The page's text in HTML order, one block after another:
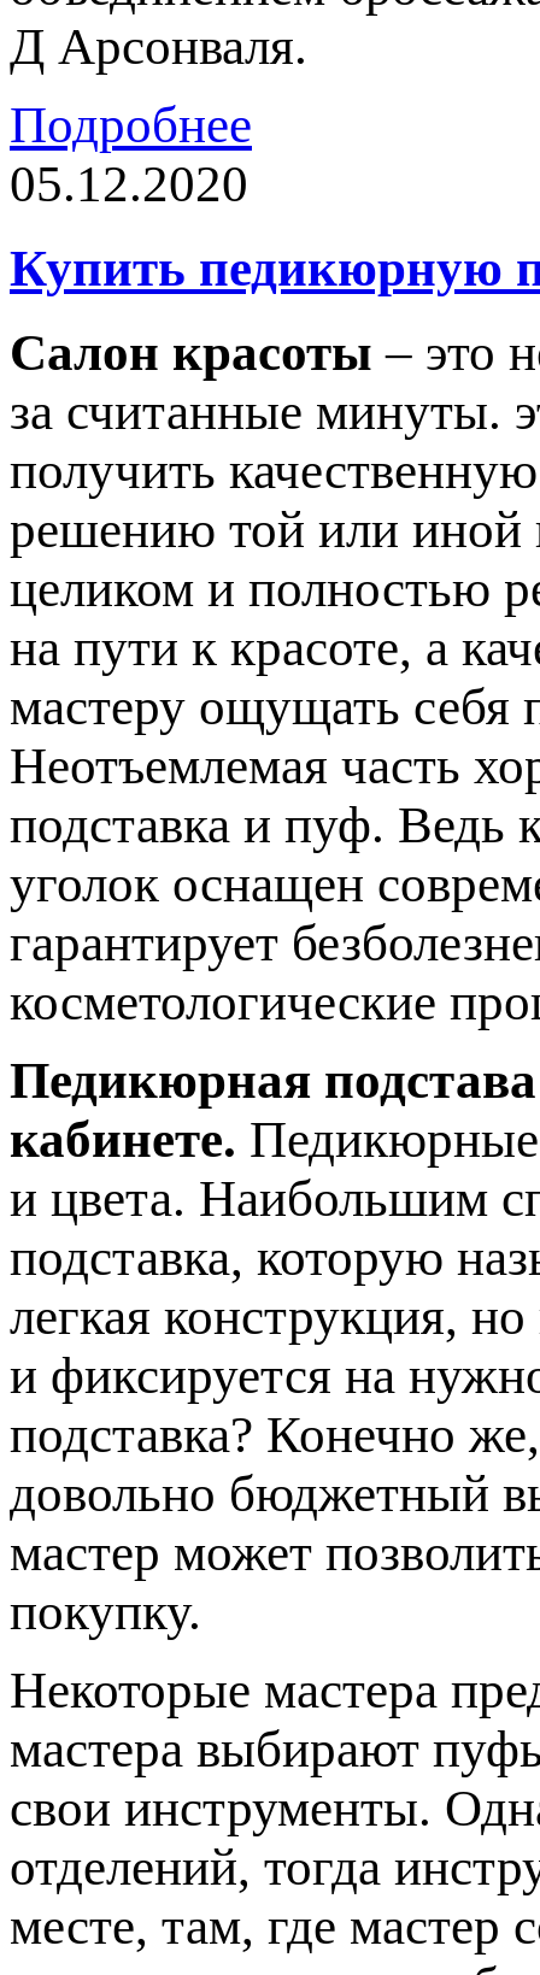
Д Арсонваля.
Подробнее
05.12.2020
Купить педикюрную
Салон красоты – это
за считанные минуты.
получить
решению той или иной
целиком и полностью
на пути к красоте, а
мастеру ощущать себя
Неотъемлемая часть
подставка и пуф. Ведь
уголок оснащен
гарантирует
косметологические
Педикюрная подстава
кабинете. Педикюрные
и цвета. Наибольшим
подставка, которую
легкая конструкция,
и фиксируется на
подставка? Конечно
довольно бюджетный
мастер может
покупку.
Некоторые мастера
мастера выбирают
свои инструменты.
отделений, тогда
месте, там, где